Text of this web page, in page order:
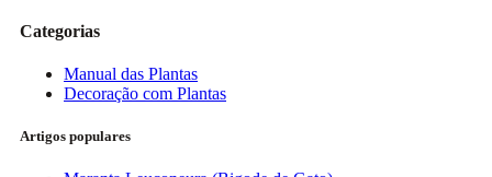
Categorias
Manual das Plantas
Decoração com Plantas
Artigos populares